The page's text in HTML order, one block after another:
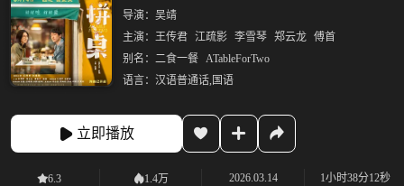
导演： 吴靖
主演： 王传君 江疏影 李雪琴 郑云龙 傅首
别名： 二食一餐 ATableForTwo
语言： 汉语普通话,国语
立即播放
6.3 1.4万
2026.03.14
1小时38分12秒